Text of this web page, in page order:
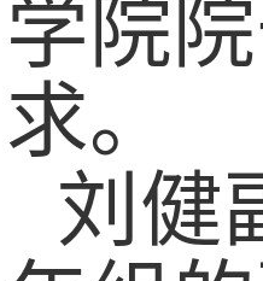
学院
求。
刘健